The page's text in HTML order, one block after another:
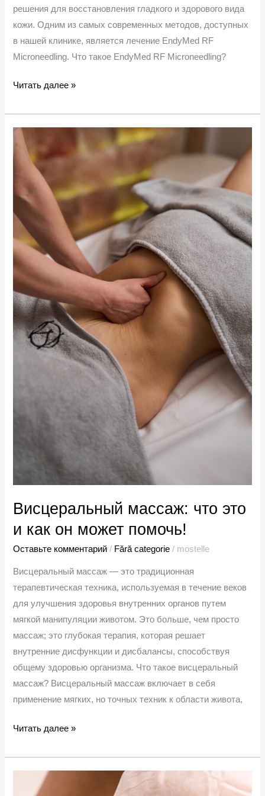
решения для восстановления гладкого и здорового вида
кожи. Одним из самых современных методов, доступных
в нашей клинике, является лечение EndyMed RF
Microneedling. Что такое EndyMed RF Microneedling?
Читать далее »
Висцеральный массаж: что это
и как он может помочь!
Оставьте комментарий / Fără categorie / mostelle
Висцеральный массаж — это традиционная
терапевтическая техника, используемая в течение веков
для улучшения здоровья внутренних органов путем
мягкой манипуляции животом. Это больше, чем просто
массаж; это глубокая терапия, которая решает
внутренние дисфункции и дисбалансы, способствуя
общему здоровью организма. Что такое висцеральный
массаж? Висцеральный массаж включает в себя
применение мягких, но точных техник к области живота,
Висцеральный
массаж:
как
может
помочь!
Читать далее »
Послеродовая
реабилитация